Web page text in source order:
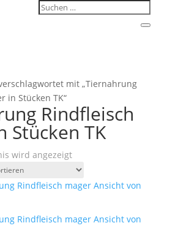
mit „Tiernahrung
in Stücken TK“
Rindfleisch
Stücken TK
wird angezeigt